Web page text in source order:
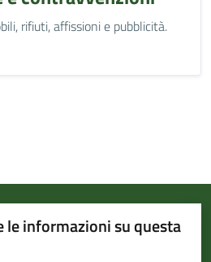
rifiuti, affissioni e pubblicità.
le informazioni su questa